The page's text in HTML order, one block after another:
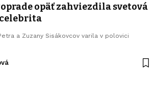
opäť zahviezdila svetová
a Zuzany Sisákovcov varila v polovici